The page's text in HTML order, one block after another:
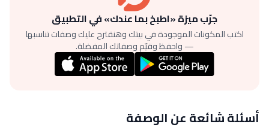
جرّب ميزة «اطبخ بما عندك» في التطبيق
اكتب المكونات الموجودة في بيتك وهنقترح عليك وصفات تناسبها
— واحفظ وقيّم وصفاتك المفضلة.
أسئلة شائعة عن الوصفة